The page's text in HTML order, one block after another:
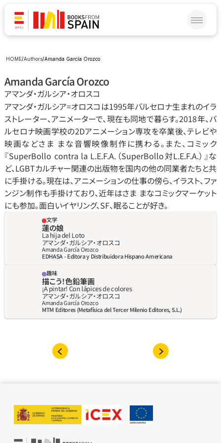
HOME/Authors/Amanda García Orozco
Amanda García Orozco
アマンダ‧ガルシア‧オロスコ
アマンダ‧ガルシア=オロスコは1995年バルセロナ生まれのイラ
ストレーター、アニメーターで、現在も同地で暮らす。2018年、バ
ルセロナ映画学校の2Dアニメーション専攻を卒業後、テレビや
映画などさま まな音響映像制作に携わる。また、コミック
『SuperBollo contra la L.E.F.A.（SuperBollo対L.E.F.A.）』な
ど、LGBTカルチャー関連の出版物を国内の他の同業者たちと共
に手掛ける。現在は、アニメーションの仕事の傍ら、イラスト、ファ
ンジン制作も手掛けており、近年はさま まなコミックマーケット
にも参加。面白いイヤリング、SF、眠ることが好き。
文学
蓮の娘
La hija del Loto
アマンダ‧ガルシア‧オロスコ
Amanda García Orozco
EDHASA - Editora y Distribuidora Hispano Americana
趣味
描こう！色鉛筆画
¡A pintar! Con lápices de colores
アマンダ‧ガルシア‧オロスコ
Amanda García Orozco
MTM Editores (Metafísica del Tercer Milenio Editores, S.L.)